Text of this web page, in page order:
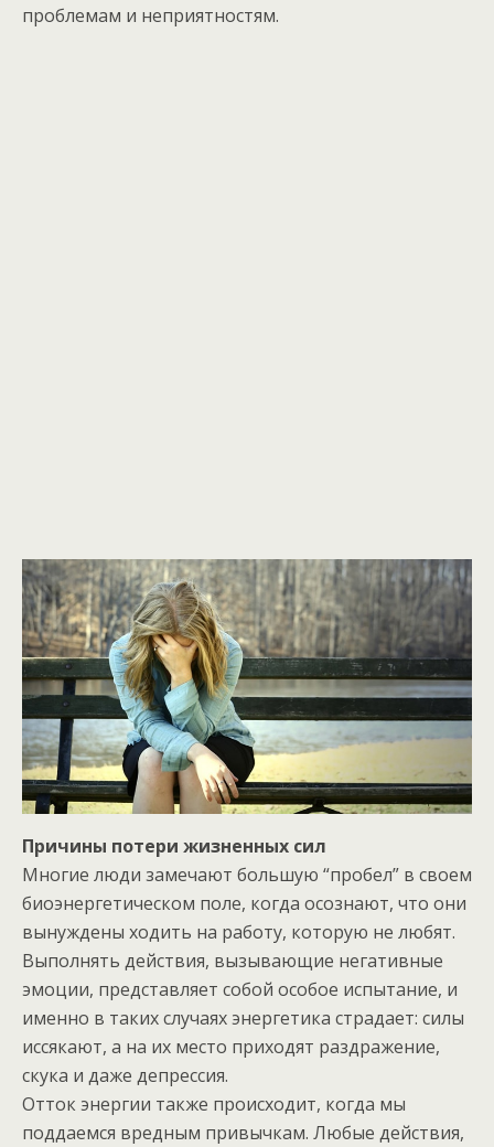
проблемам и неприятностям.
Причины потери жизненных сил
Многие люди замечают большую “пробел” в своем
биоэнергетическом поле, когда осознают, что они
вынуждены ходить на работу, которую не любят.
Выполнять действия, вызывающие негативные
эмоции, представляет собой особое испытание, и
именно в таких случаях энергетика страдает: силы
иссякают, а на их место приходят раздражение,
скука и даже депрессия.
Отток энергии также происходит, когда мы
поддаемся вредным привычкам. Любые действия,